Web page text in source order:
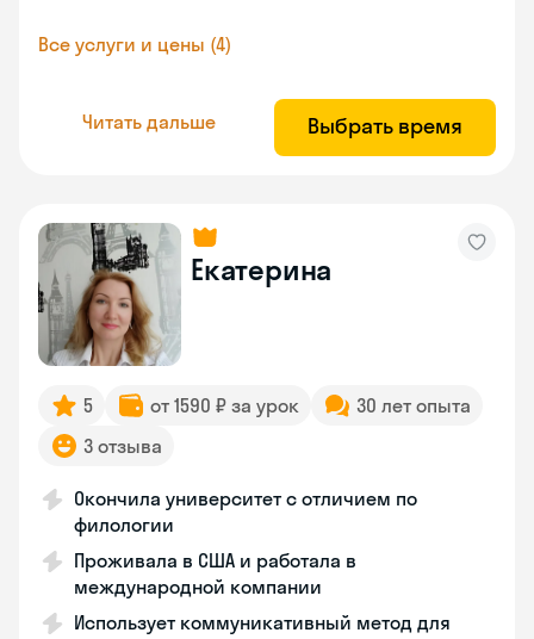
Все услуги и цены (4)
Читать дальше Выбрать время
Екатерина
5 от 1590 ₽ за урок
30 лет опыта
3 отзыва
Окончила университет с отличием по
филологии
Проживала в США и работала в
международной компании
Использует коммуникативный метод для